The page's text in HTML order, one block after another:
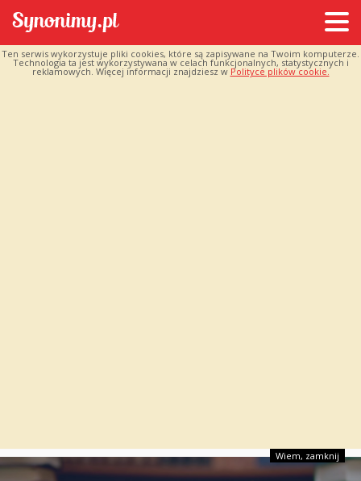
Ten serwis wykorzystuje pliki cookies, które są zapisywane na Twoim komputerze.
Technologia ta jest wykorzystywana w celach funkcjonalnych, statystycznych i
reklamowych. Więcej informacji znajdziesz w Polityce plików cookie.
Wiem, zamknij